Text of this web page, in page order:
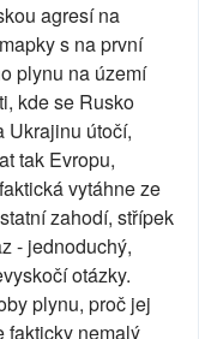
agresí na
s na první
plynu na území
kde se Rusko
Ukrajinu útočí,
tak Evropu,
vytáhne ze
zahodí, střípek
- jednoduchý,
otázky.
plynu, proč jej
fakticky nemalý